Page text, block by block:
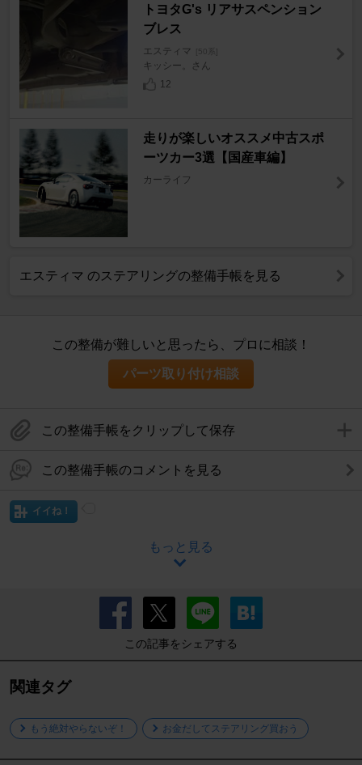
トヨタG's リアサスペンション
ブレス
エスティマ [50系]
キッシー。さん
12
走りが楽しいオススメ中古スポ
ーツカー3選【国産車編】
カーライフ
エスティマ のステアリングの整備手帳を見る
この整備が難しいと思ったら、プロに相談！
パーツ取り付け相談
この整備手帳をクリップして保存
この整備手帳のコメントを見る
イイね！
もっと見る
この記事をシェアする
関連タグ
もう絶対やらないぞ！ お金だしてステアリング買おう